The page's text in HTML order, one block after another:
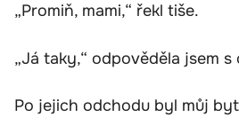
„Promiň, mami,“ řekl tiše.
„Já taky,“ odpověděla jsem s
Po jejich odchodu byl můj